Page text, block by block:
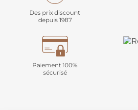
Des prix discount
depuis 1987
Paiement 100%
sécurisé